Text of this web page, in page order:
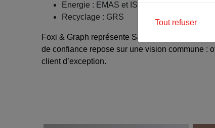
Energie : EMAS et ISO 50001
Recyclage : GRS
Foxi & Graph représente Salamander depuis
de confiance repose sur une vision commune :
client d’exception.
Tout refuser